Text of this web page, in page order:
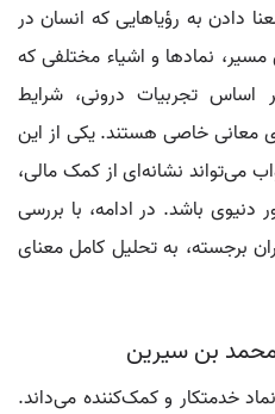
دادن به رؤیاهایی که انسان در
نمادها و اشیاء مختلفی که
تجربیات درونی، شرایط
معانی خاصی هستند. یکی از این
نشانه‌ای از کمک مالی،
دنیوی باشد. در ادامه، با بررسی
برجسته‌، به تحلیل کامل معنای
بن سیرین
خدمتکار و کمک‌کننده می‌داند.